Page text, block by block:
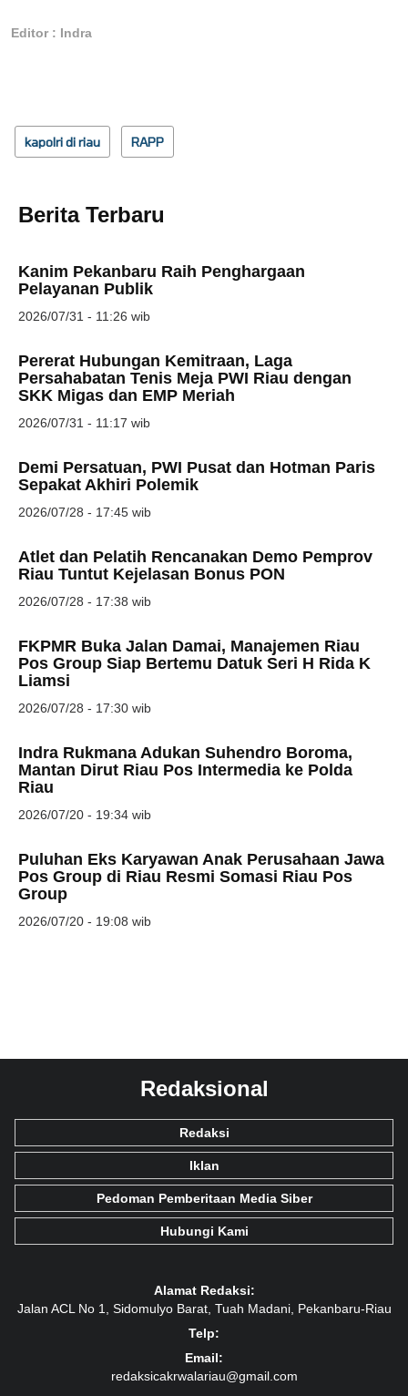
Editor : Indra
kapolri di riau RAPP
Berita Terbaru
Kanim Pekanbaru Raih Penghargaan
Pelayanan Publik
2026/07/31 - 11:26 wib
Pererat Hubungan Kemitraan, Laga
Persahabatan Tenis Meja PWI Riau dengan
SKK Migas dan EMP Meriah
2026/07/31 - 11:17 wib
Demi Persatuan, PWI Pusat dan Hotman Paris
Sepakat Akhiri Polemik
2026/07/28 - 17:45 wib
Atlet dan Pelatih Rencanakan Demo Pemprov
Riau Tuntut Kejelasan Bonus PON
2026/07/28 - 17:38 wib
FKPMR Buka Jalan Damai, Manajemen Riau
Pos Group Siap Bertemu Datuk Seri H Rida K
Liamsi
2026/07/28 - 17:30 wib
Indra Rukmana Adukan Suhendro Boroma,
Mantan Dirut Riau Pos Intermedia ke Polda
Riau
2026/07/20 - 19:34 wib
Puluhan Eks Karyawan Anak Perusahaan Jawa
Pos Group di Riau Resmi Somasi Riau Pos
Group
2026/07/20 - 19:08 wib
Redaksional
Redaksi
Iklan
Pedoman Pemberitaan Media Siber
Hubungi Kami
Alamat Redaksi:
Jalan ACL No 1, Sidomulyo Barat, Tuah Madani, Pekanbaru-Riau
Telp:
Email:
redaksicakrwalariau@gmail.com